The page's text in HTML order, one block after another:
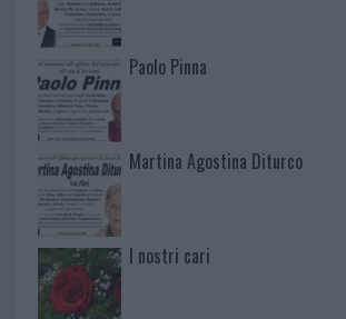
Paolo Pinna
Martina Agostina Diturco
I nostri cari